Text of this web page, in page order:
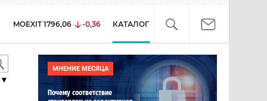
MOEXIT 1796,06 -0,36 КАТАЛОГ
МНЕНИЕ МЕСЯЦА
Почему соответствие